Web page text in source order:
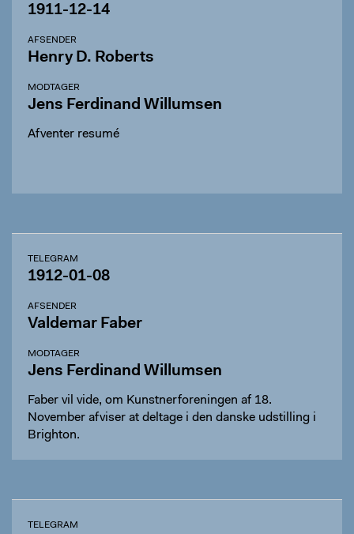
1911-12-14
AFSENDER
Henry D. Roberts
MODTAGER
Jens Ferdinand Willumsen
Afventer resumé
TELEGRAM
1912-01-08
AFSENDER
Valdemar Faber
MODTAGER
Jens Ferdinand Willumsen
Faber vil vide, om Kunstnerforeningen af 18.
November afviser at deltage i den danske udstilling i
Brighton.
TELEGRAM